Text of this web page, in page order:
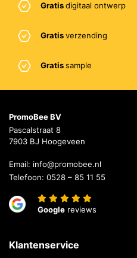
Gratisdigitaal ontwerp
Gratisverzending
Gratissample
PromoBee BV
Pascalstraat 8
7903 BJ Hoogeveen
Email: info@promobee.nl
Telefoon: 0528 – 85 11 55
Google reviews
Klantenservice